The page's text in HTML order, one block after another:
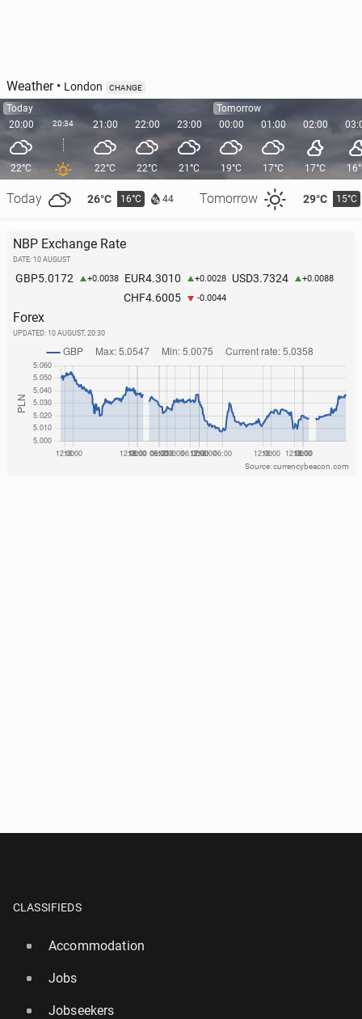
Weather• London CHANGE
Today
20:00
22°C
Today 26°C 16°C 44 Tomorrow 29°C 15°C
20:34 21:00
22°C
22:00
22°C
23:00
21°C
Tomorrow
00:00
19°C
01:00
17°C
02:00
17°C
NBP Exchange Rate
DATE: 10 AUGUST
GBP5.0172 +0.0038 EUR4.3010 +0.0028 USD3.7324 +0.0088
CHF4.6005 -0.0044
Forex
UPDATED: 10 AUGUST, 20:30
Source: currencybeacon.com
CLASSIFIEDS
Accommodation
Jobs
Jobseekers